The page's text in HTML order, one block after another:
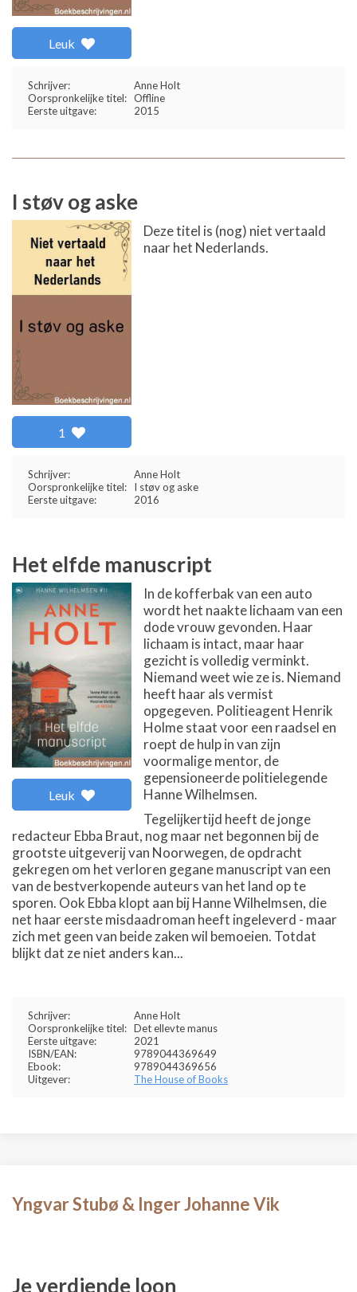
Leuk
Schrijver:
Anne Holt
Oorspronkelijke titel: Offline
Eerste uitgave:
2015
I støv og aske
1
Deze titel is (nog) niet vertaald
naar het Nederlands.
Schrijver:
Anne Holt
Oorspronkelijke titel:
I støv og aske
Eerste uitgave:
2016
Het elfde manuscript
Leuk
In de kofferbak van een auto
wordt het naakte lichaam van een
dode vrouw gevonden. Haar
lichaam is intact, maar haar
gezicht is volledig verminkt.
Niemand weet wie ze is. Niemand
heeft haar als vermist
opgegeven. Politieagent Henrik
Holme staat voor een raadsel en
roept de hulp in van zijn
voormalige mentor, de
gepensioneerde politielegende
Hanne Wilhelmsen.
Tegelijkertijd heeft de jonge
redacteur Ebba Braut, nog maar net begonnen bij de
grootste uitgeverij van Noorwegen, de opdracht
gekregen om het verloren gegane manuscript van een
van de bestverkopende auteurs van het land op te
sporen. Ook Ebba klopt aan bij Hanne Wilhelmsen, die
net haar eerste misdaadroman heeft ingeleverd - maar
zich met geen van beide zaken wil bemoeien. Totdat
blijkt dat ze niet anders kan...
Schrijver:
Anne Holt
Oorspronkelijke titel: Det ellevte manus
Eerste uitgave:
2021
ISBN/EAN:
9789044369649
Ebook:
9789044369656
Uitgever:
The House of Books
Yngvar Stubø & Inger Johanne Vik
Je verdiende loon